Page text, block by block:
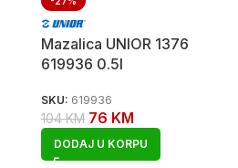
Mazalica UNIOR 1376
619936 0.5l
SKU: 619936
104KM 76 KM
DODAJ U KORPU